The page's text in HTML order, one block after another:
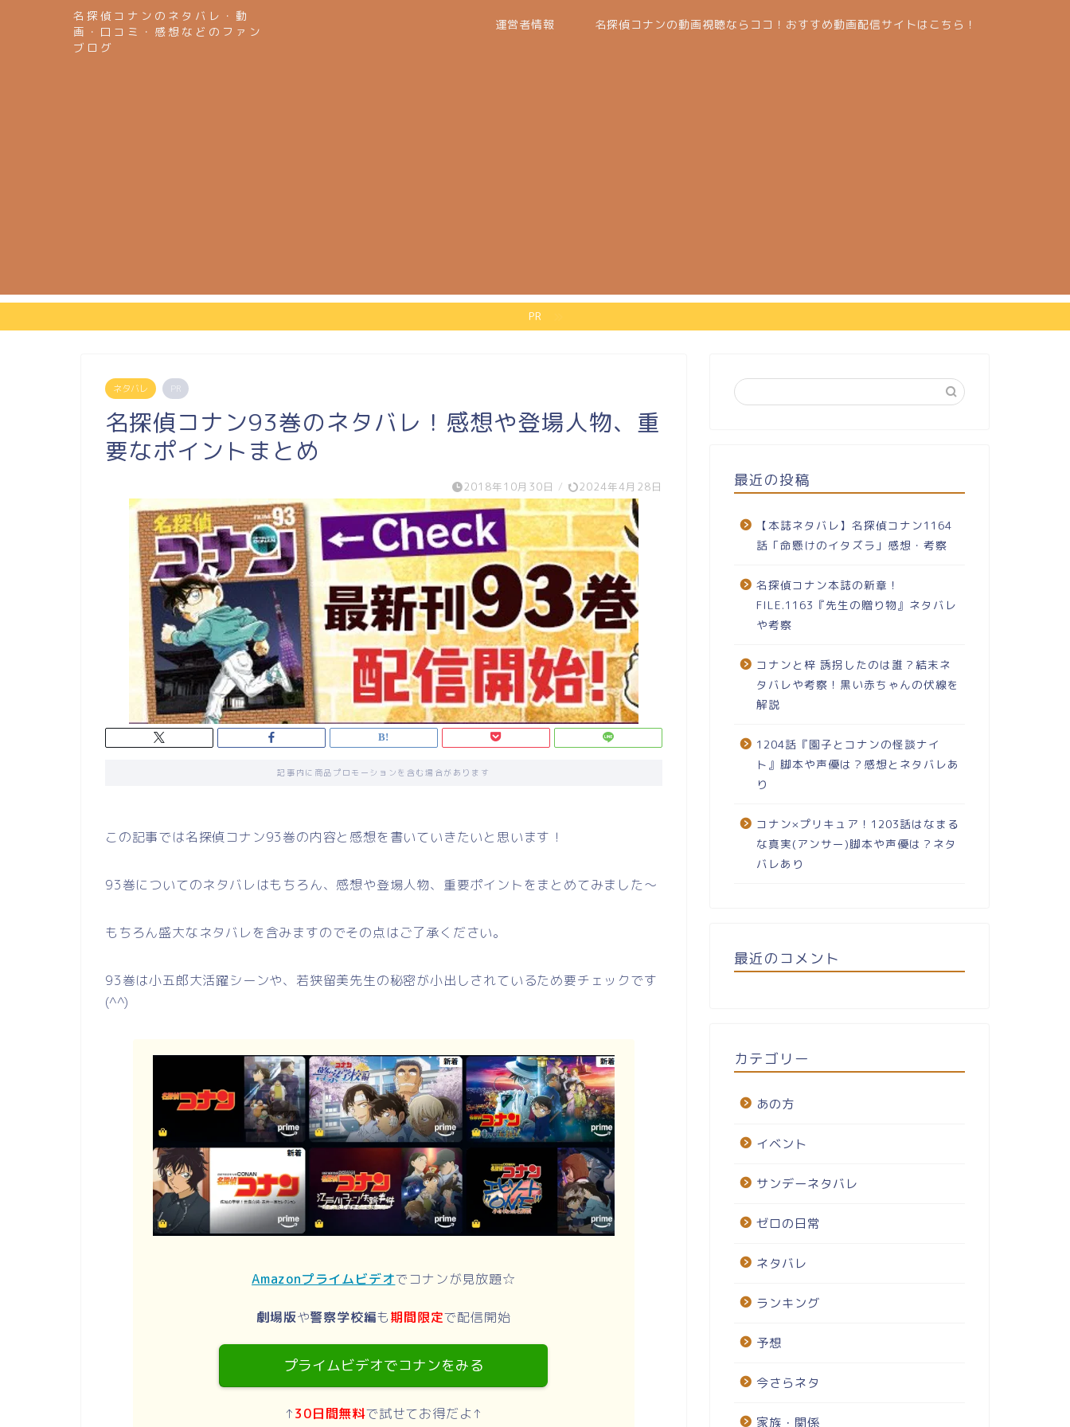
名探偵コナンのネタバレ・動
画・口コミ・感想などのファン
ブログ
運営者情報 名探偵コナンの動画視聴ならココ！おすすめ動画配信サイトはこちら！
PR
ネタバレ PR
名探偵コナン93巻のネタバレ！感想や登場人物、重
要なポイントまとめ
2018年10月30日 / 2024年4月28日
記事内に商品プロモーションを含む場合があります
この記事では名探偵コナン93巻の内容と感想を書いていきたいと思います！
93巻についてのネタバレはもちろん、感想や登場人物、重要ポイントをまとめてみました～
もちろん盛大なネタバレを含みますのでその点はご了承ください。
93巻は小五郎大活躍シーンや、若狭留美先生の秘密が小出しされているため要チェックです
(^^)
Amazonプライムビデオでコナンが見放題☆
劇場版や警察学校編も期間限定で配信開始
プライムビデオでコナンをみる
↑30日間無料で試せてお得だよ↑
最近の投稿
【本誌ネタバレ】名探偵コナン1164
話「命懸けのイタズラ」感想・考察
名探偵コナン本誌の新章！
FILE.1163『先生の贈り物』ネタバレ
や考察
コナンと梓 誘拐したのは誰？結末ネ
タバレや考察！黒い赤ちゃんの伏線を
解説
1204話『園子とコナンの怪談ナイ
ト』脚本や声優は？感想とネタバレあ
り
コナン×プリキュア！1203話はなまる
な真実(アンサー)脚本や声優は？ネタ
バレあり
最近のコメント
カテゴリー
あの方
イベント
サンデーネタバレ
ゼロの日常
ネタバレ
ランキング
予想
今さらネタ
家族・関係